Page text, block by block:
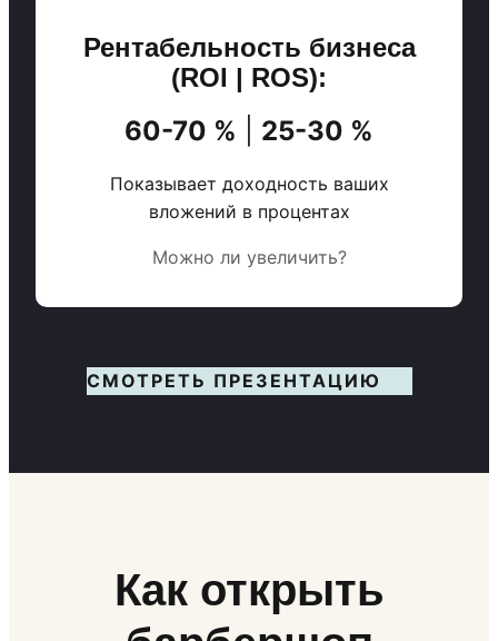
Рентабельность бизнеса
(ROI | ROS):
60-70 % 25-30 %
Показывает доходность ваших
вложений в процентах
Можно ли увеличить?
СМОТРЕТЬ ПРЕЗЕНТАЦИЮ
Как открыть